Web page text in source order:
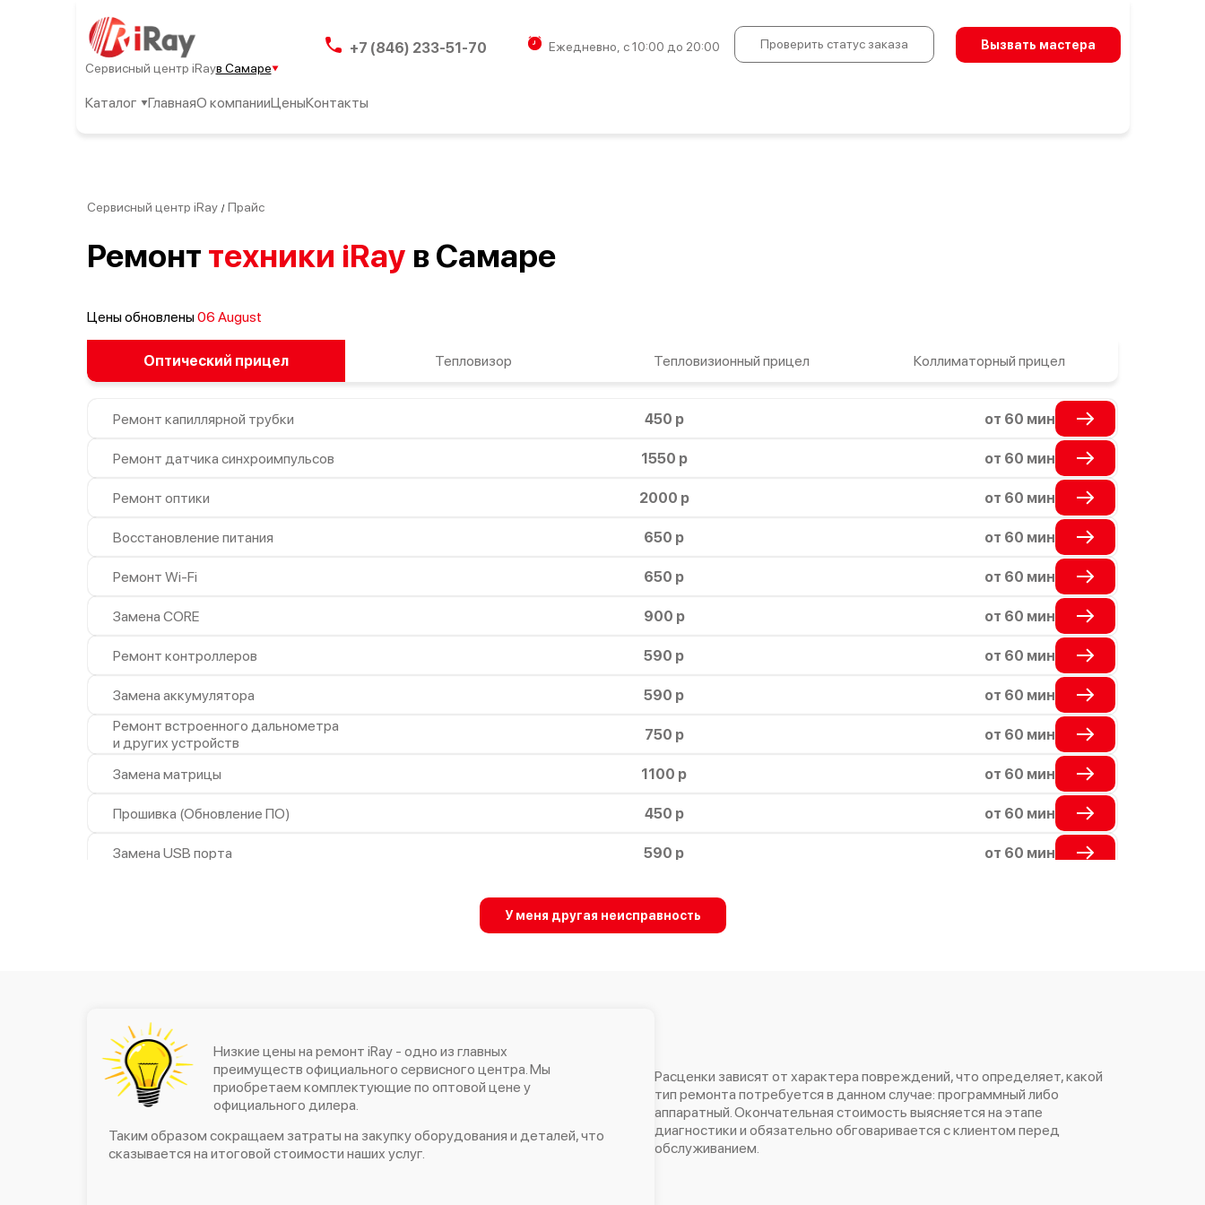
Сервисный центр iRayв Самаре
+7 (846) 233-51-70 Ежедневно, с 10:00 до 20:00 Проверить статус заказа Вызвать мастера
Каталог ГлавнаяО компанииЦеныКонтакты
Сервисный центр iRay / Прайс
Ремонт техники iRay в Самаре
Цены обновлены06 August
Оптический прицел Тепловизор Тепловизионный прицел Коллиматорный прицел
Ремонт капиллярной трубки 450 р от 60 мин
Ремонт датчика синхроимпульсов 1550 р от 60 мин
Ремонт оптики 2000 р от 60 мин
Восстановление питания 650 р от 60 мин
Ремонт Wi-Fi 650 р от 60 мин
Замена CORE 900 р от 60 мин
Ремонт контроллеров 590 р от 60 мин
Замена аккумулятора 590 р
от 60 мин
Ремонт встроенного дальнометра
и других устройств
750 р от 60 мин
Замена матрицы 1100 р от 60 мин
Прошивка (Обновление ПО) 450 р от 60 мин
Замена USB порта 590 р от 60 мин
1000 р
Замена ключей управления
Ремонт разъема 590 р от 60 мин
Замена корпуса 1250 р от 60 мин
У меня другая неисправность
Низкие цены на ремонт iRay - одно из главных
преимуществ официального сервисного центра. Мы
приобретаем комплектующие по оптовой цене у
официального дилера.
Таким образом сокращаем затраты на закупку оборудования и деталей, что
сказывается на итоговой стоимости наших услуг.
Расценки зависят от характера повреждений, что определяет, какой
тип ремонта потребуется в данном случае: программный либо
аппаратный. Окончательная стоимость выясняется на этапе
диагностики и обязательно обговаривается с клиентом перед
обслуживанием.